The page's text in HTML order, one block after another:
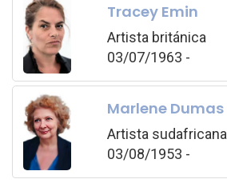
Tracey Emin
Artista británica
03/07/1963 -
Marlene Dumas
Artista sudafricana
03/08/1953 -